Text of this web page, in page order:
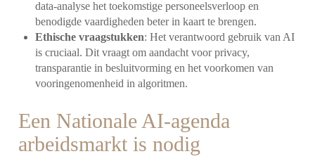
data-analyse het toekomstige personeelsverloop en
benodigde vaardigheden beter in kaart te brengen.
Ethische vraagstukken: Het verantwoord gebruik van AI
is cruciaal. Dit vraagt om aandacht voor privacy,
transparantie in besluitvorming en het voorkomen van
vooringenomenheid in algoritmen.
Een Nationale AI-agenda
arbeidsmarkt is nodig